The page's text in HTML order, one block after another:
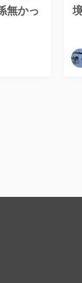
無かっ